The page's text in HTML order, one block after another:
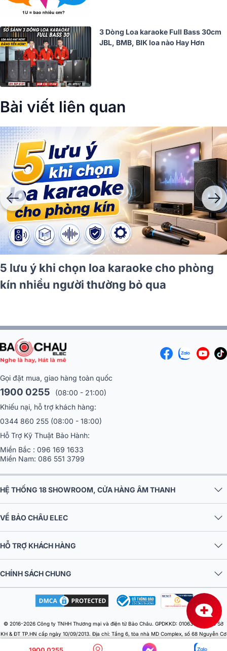
3 Dòng Loa karaoke Full Bass 30cm
JBL, BMB, BIK loa nào Hay Hơn
Bài viết liên quan
5 lưu ý khi chọn loa karaoke cho phòng
kín nhiều người thường bỏ qua
Gọi đặt mua, giao hàng toàn quốc
1900 0255
(08:00 - 21:00)
Khiếu nại, hỗ trợ khách hàng:
0344 860 255 (08:00 - 18:00)
Hỗ Trợ Kỹ Thuật Bảo Hành:
Miền Bắc : 096 169 1633
Miền Nam: 086 551 3799
HỆ THỐNG 18 SHOWROOM, CỬA HÀNG ÂM THANH
VỀ BẢO CHÂU ELEC
HỖ TRỢ KHÁCH HÀNG
CHÍNH SÁCH CHUNG
© 2016-2026 Công ty TNHH Thương mại và điện tử Bảo Châu. GPDKKD: 0106303879 do Sở
KH & ĐT TP.HN cấp ngày 10/09/2013. Địa chỉ: Tầng 6, tòa nhà MD Complex, số 68 Nguyễn Cơ
Thạch, Phường Từ Liêm, Thành phố Hà Nội, Việt Nam. Điện thoại: 024 730 10 255. Email: